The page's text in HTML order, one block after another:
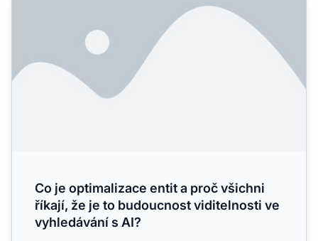
Co je optimalizace entit a proč všichni
říkají, že je to budoucnost viditelnosti ve
vyhledávání s AI?